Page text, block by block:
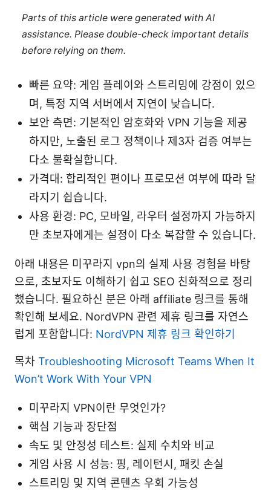
Parts of this article were generated with AI
assistance. Please double-check important details
before relying on them.
빠른 요약: 게임 플레이와 스트리밍에 강점이 있으
며, 특정 지역 서버에서 지연이 낮습니다.
보안 측면: 기본적인 암호화와 VPN 기능을 제공
하지만, 노출된 로그 정책이나 제3자 검증 여부는
다소 불확실합니다.
가격대: 합리적인 편이나 프로모션 여부에 따라 달
라지기 쉽습니다.
사용 환경: PC, 모바일, 라우터 설정까지 가능하지
만 초보자에게는 설정이 다소 복잡할 수 있습니다.
아래 내용은 미꾸라지 vpn의 실제 사용 경험을 바탕
으로, 초보자도 이해하기 쉽고 SEO 친화적으로 정리
했습니다. 필요하신 분은 아래 affiliate 링크를 통해
확인해 보세요. NordVPN 관련 제휴 링크를 자연스
럽게 포함합니다: NordVPN 제휴 링크 확인하기
목차 Troubleshooting Microsoft Teams When It
Won’t Work With Your VPN
미꾸라지 VPN이란 무엇인가?
핵심 기능과 장단점
속도 및 안정성 테스트: 실제 수치와 비교
게임 사용 시 성능: 핑, 레이턴시, 패킷 손실
스트리밍 및 지역 콘텐츠 우회 가능성